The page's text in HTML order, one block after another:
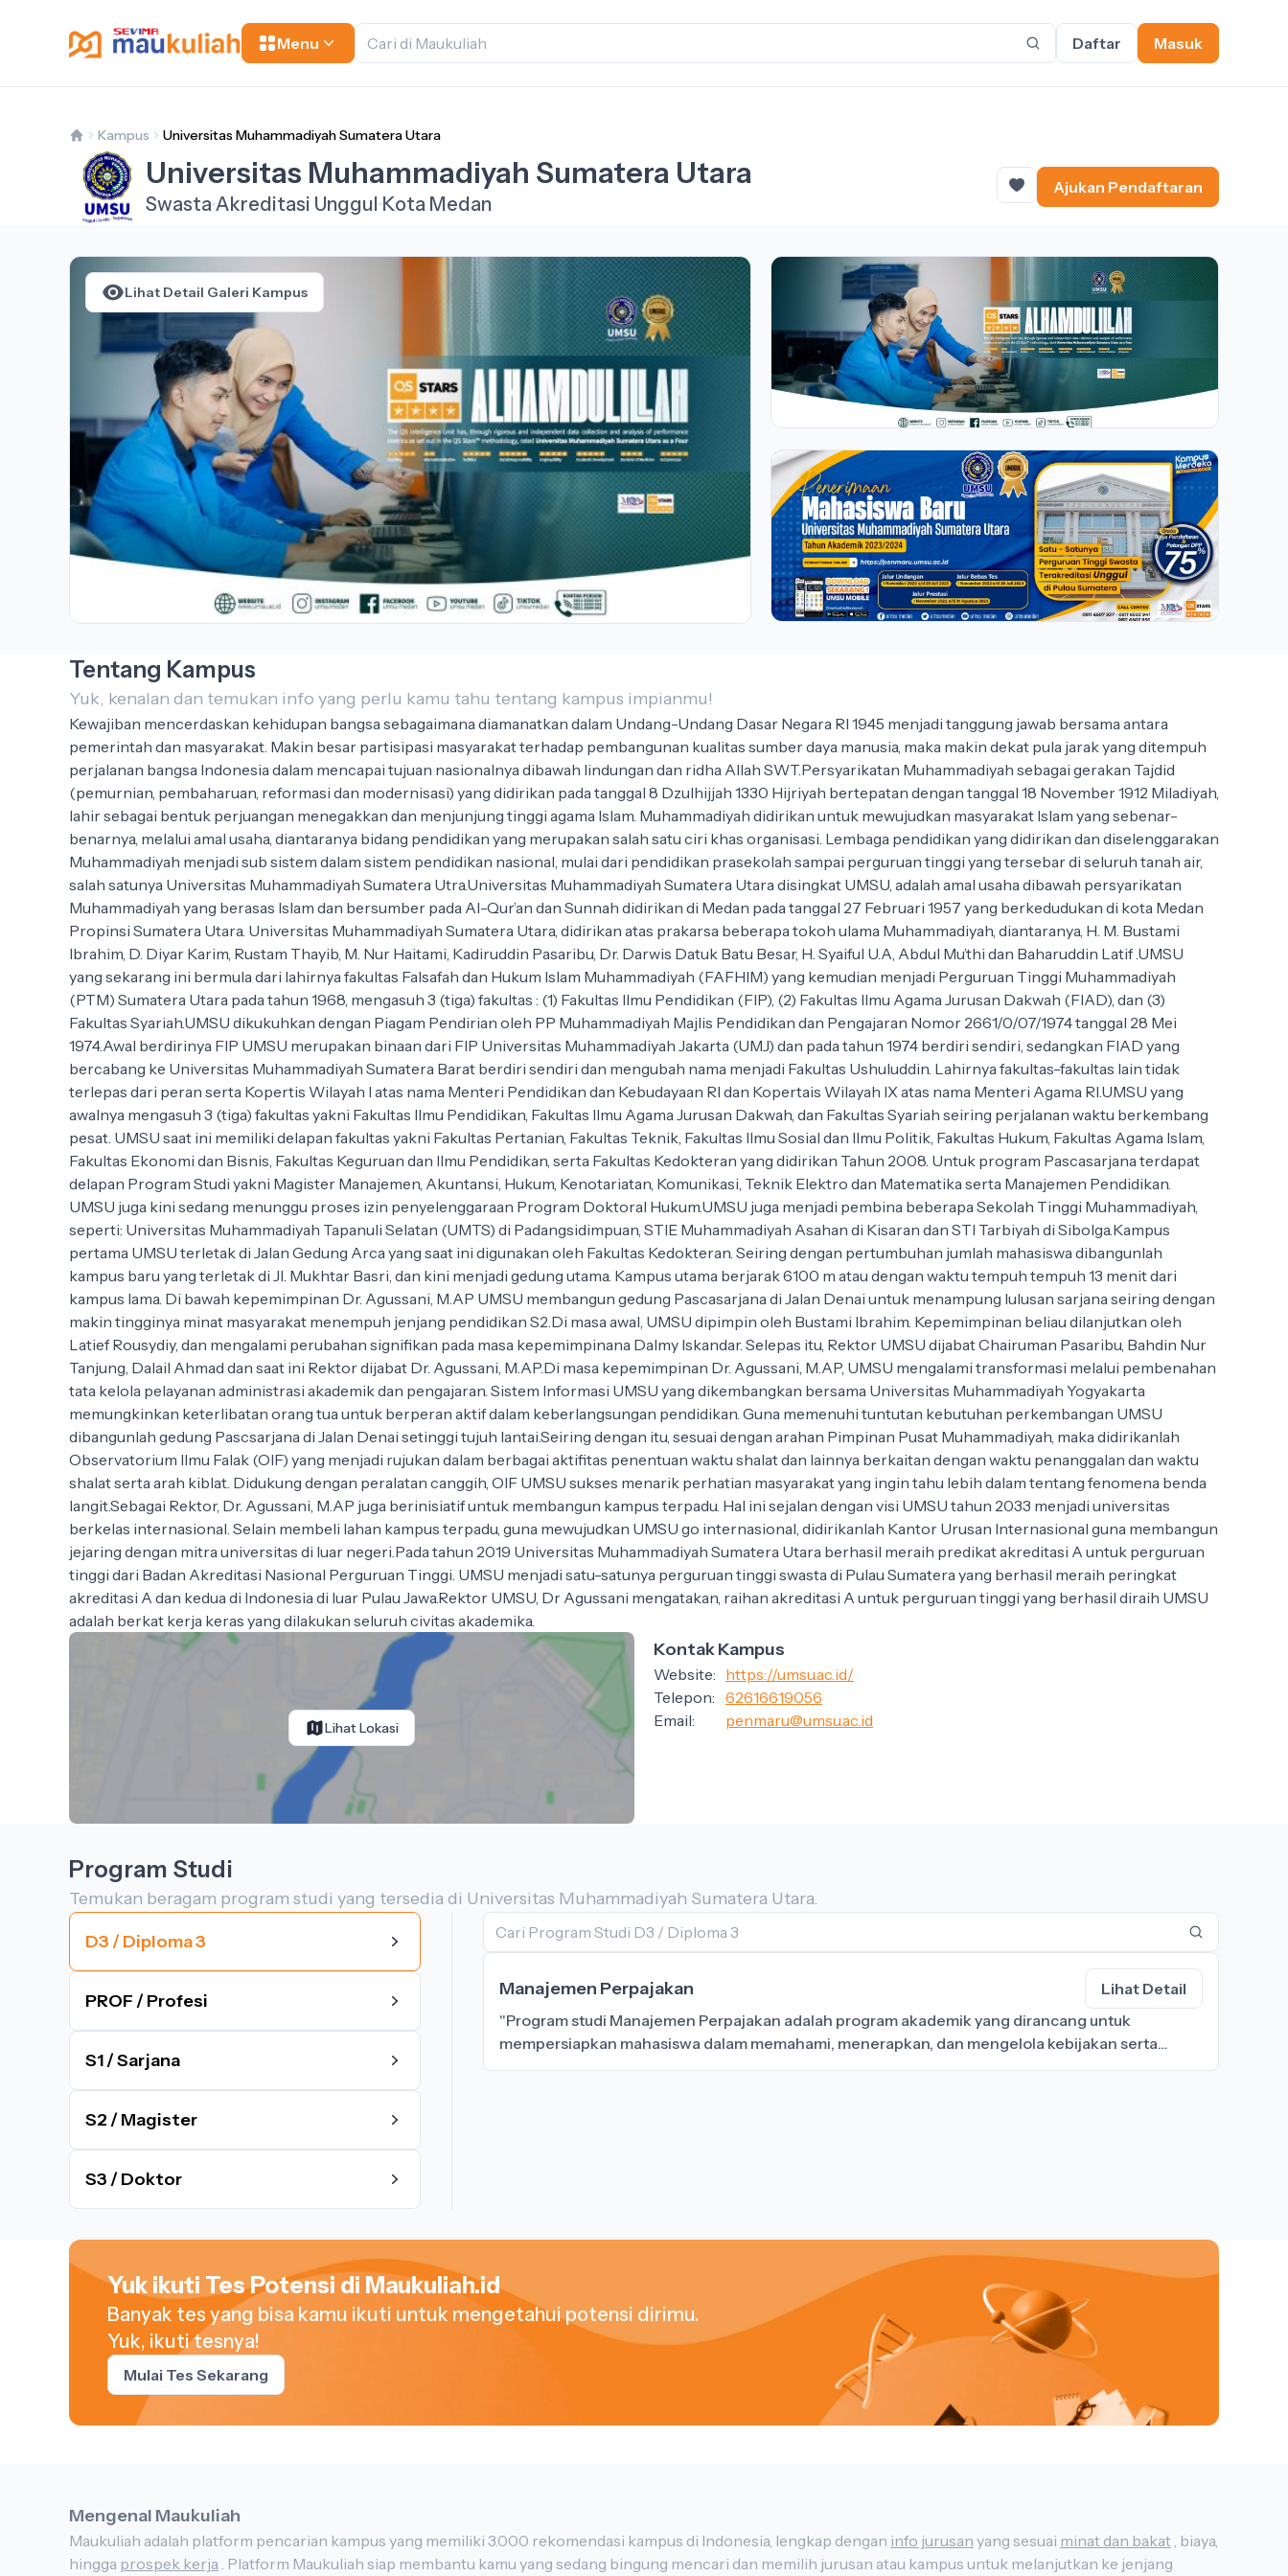
Menu Daftar Masuk
Kampus Universitas Muhammadiyah Sumatera Utara
Universitas Muhammadiyah Sumatera Utara
SwastaAkreditasi Unggul Kota Medan
Ajukan Pendaftaran
Lihat Detail Galeri Kampus
Tentang Kampus
Yuk, kenalan dan temukan info yang perlu kamu tahu tentang kampus impianmu!
Kewajiban mencerdaskan kehidupan bangsa sebagaimana diamanatkan dalam Undang-Undang Dasar Negara RI 1945 menjadi tanggung jawab bersama antara
pemerintah dan masyarakat. Makin besar partisipasi masyarakat terhadap pembangunan kualitas sumber daya manusia, maka makin dekat pula jarak yang ditempuh
perjalanan bangsa Indonesia dalam mencapai tujuan nasionalnya dibawah lindungan dan ridha Allah SWT.Persyarikatan Muhammadiyah sebagai gerakan Tajdid
(pemurnian, pembaharuan, reformasi dan modernisasi) yang didirikan pada tanggal 8 Dzulhijjah 1330 Hijriyah bertepatan dengan tanggal 18 November 1912 Miladiyah,
lahir sebagai bentuk perjuangan menegakkan dan menjunjung tinggi agama Islam. Muhammadiyah didirikan untuk mewujudkan masyarakat Islam yang sebenar-
benarnya, melalui amal usaha, diantaranya bidang pendidikan yang merupakan salah satu ciri khas organisasi. Lembaga pendidikan yang didirikan dan diselenggarakan
Muhammadiyah menjadi sub sistem dalam sistem pendidikan nasional, mulai dari pendidikan prasekolah sampai perguruan tinggi yang tersebar di seluruh tanah air,
salah satunya Universitas Muhammadiyah Sumatera Utra.Universitas Muhammadiyah Sumatera Utara disingkat UMSU, adalah amal usaha dibawah persyarikatan
Muhammadiyah yang berasas Islam dan bersumber pada Al-Qur’an dan Sunnah didirikan di Medan pada tanggal 27 Februari 1957 yang berkedudukan di kota Medan
Propinsi Sumatera Utara. Universitas Muhammadiyah Sumatera Utara, didirikan atas prakarsa beberapa tokoh ulama Muhammadiyah, diantaranya, H. M. Bustami
Ibrahim, D. Diyar Karim, Rustam Thayib, M. Nur Haitami, Kadiruddin Pasaribu, Dr. Darwis Datuk Batu Besar, H. Syaiful U.A, Abdul Mu’thi dan Baharuddin Latif .UMSU
yang sekarang ini bermula dari lahirnya fakultas Falsafah dan Hukum Islam Muhammadiyah (FAFHIM) yang kemudian menjadi Perguruan Tinggi Muhammadiyah
(PTM) Sumatera Utara pada tahun 1968, mengasuh 3 (tiga) fakultas : (1) Fakultas Ilmu Pendidikan (FIP), (2) Fakultas Ilmu Agama Jurusan Dakwah (FIAD), dan (3)
Fakultas Syariah.UMSU dikukuhkan dengan Piagam Pendirian oleh PP Muhammadiyah Majlis Pendidikan dan Pengajaran Nomor 2661/0/07/1974 tanggal 28 Mei
1974.Awal berdirinya FIP UMSU merupakan binaan dari FIP Universitas Muhammadiyah Jakarta (UMJ) dan pada tahun 1974 berdiri sendiri, sedangkan FIAD yang
bercabang ke Universitas Muhammadiyah Sumatera Barat berdiri sendiri dan mengubah nama menjadi Fakultas Ushuluddin. Lahirnya fakultas-fakultas lain tidak
terlepas dari peran serta Kopertis Wilayah I atas nama Menteri Pendidikan dan Kebudayaan RI dan Kopertais Wilayah IX atas nama Menteri Agama RI.UMSU yang
awalnya mengasuh 3 (tiga) fakultas yakni Fakultas Ilmu Pendidikan, Fakultas Ilmu Agama Jurusan Dakwah, dan Fakultas Syariah seiring perjalanan waktu berkembang
pesat. UMSU saat ini memiliki delapan fakultas yakni Fakultas Pertanian, Fakultas Teknik, Fakultas Ilmu Sosial dan Ilmu Politik, Fakultas Hukum, Fakultas Agama Islam,
Fakultas Ekonomi dan Bisnis, Fakultas Keguruan dan Ilmu Pendidikan, serta Fakultas Kedokteran yang didirikan Tahun 2008. Untuk program Pascasarjana terdapat
delapan Program Studi yakni Magister Manajemen, Akuntansi, Hukum, Kenotariatan, Komunikasi, Teknik Elektro dan Matematika serta Manajemen Pendidikan.
UMSU juga kini sedang menunggu proses izin penyelenggaraan Program Doktoral Hukum.UMSU juga menjadi pembina beberapa Sekolah Tinggi Muhammadiyah,
seperti: Universitas Muhammadiyah Tapanuli Selatan (UMTS) di Padangsidimpuan, STIE Muhammadiyah Asahan di Kisaran dan STI Tarbiyah di Sibolga.Kampus
pertama UMSU terletak di Jalan Gedung Arca yang saat ini digunakan oleh Fakultas Kedokteran. Seiring dengan pertumbuhan jumlah mahasiswa dibangunlah
kampus baru yang terletak di Jl. Mukhtar Basri, dan kini menjadi gedung utama. Kampus utama berjarak 6100 m atau dengan waktu tempuh tempuh 13 menit dari
kampus lama. Di bawah kepemimpinan Dr. Agussani, M.AP UMSU membangun gedung Pascasarjana di Jalan Denai untuk menampung lulusan sarjana seiring dengan
makin tingginya minat masyarakat menempuh jenjang pendidikan S2.Di masa awal, UMSU dipimpin oleh Bustami Ibrahim. Kepemimpinan beliau dilanjutkan oleh
Latief Rousydiy, dan mengalami perubahan signifikan pada masa kepemimpinana Dalmy Iskandar. Selepas itu, Rektor UMSU dijabat Chairuman Pasaribu, Bahdin Nur
Tanjung, Dalail Ahmad dan saat ini Rektor dijabat Dr. Agussani, M.AP.Di masa kepemimpinan Dr. Agussani, M.AP, UMSU mengalami transformasi melalui pembenahan
tata kelola pelayanan administrasi akademik dan pengajaran. Sistem Informasi UMSU yang dikembangkan bersama Universitas Muhammadiyah Yogyakarta
memungkinkan keterlibatan orang tua untuk berperan aktif dalam keberlangsungan pendidikan. Guna memenuhi tuntutan kebutuhan perkembangan UMSU
dibangunlah gedung Pascsarjana di Jalan Denai setinggi tujuh lantai.Seiring dengan itu, sesuai dengan arahan Pimpinan Pusat Muhammadiyah, maka didirikanlah
Observatorium Ilmu Falak (OIF) yang menjadi rujukan dalam berbagai aktifitas penentuan waktu shalat dan lainnya berkaitan dengan waktu penanggalan dan waktu
shalat serta arah kiblat. Didukung dengan peralatan canggih, OIF UMSU sukses menarik perhatian masyarakat yang ingin tahu lebih dalam tentang fenomena benda
langit.Sebagai Rektor, Dr. Agussani, M.AP juga berinisiatif untuk membangun kampus terpadu. Hal ini sejalan dengan visi UMSU tahun 2033 menjadi universitas
berkelas internasional. Selain membeli lahan kampus terpadu, guna mewujudkan UMSU go internasional, didirikanlah Kantor Urusan Internasional guna membangun
jejaring dengan mitra universitas di luar negeri.Pada tahun 2019 Universitas Muhammadiyah Sumatera Utara berhasil meraih predikat akreditasi A untuk perguruan
tinggi dari Badan Akreditasi Nasional Perguruan Tinggi. UMSU menjadi satu-satunya perguruan tinggi swasta di Pulau Sumatera yang berhasil meraih peringkat
akreditasi A dan kedua di Indonesia di luar Pulau Jawa.Rektor UMSU, Dr Agussani mengatakan, raihan akreditasi A untuk perguruan tinggi yang berhasil diraih UMSU
adalah berkat kerja keras yang dilakukan seluruh civitas akademika.
Lihat Lokasi
Kontak Kampus
Website: https://umsu.ac.id/
Telepon: 62616619056
Email:
penmaru@umsu.ac.id
Program Studi
Temukan beragam program studi yang tersedia di Universitas Muhammadiyah Sumatera Utara.
D3 / Diploma 3
PROF / Profesi
S1 / Sarjana
S2 / Magister
S3 / Doktor
Manajemen Perpajakan
Lihat Detail
"Program studi Manajemen Perpajakan adalah program akademik yang dirancang untuk
mempersiapkan mahasiswa dalam memahami, menerapkan, dan mengelola kebijakan serta
prosedur perpajakan dalam konteks bisnis dan organisasi. Program ini bertujuan untuk melatih
juga mungkin mencakup penggunaan teknologi informasi dalam administrasi dan manajemen
perpajakan. Program studi ini sering kali mencakup studi kasus dan simulasi untuk memberikan
pemahaman yang lebih mendalam tentang penerapan teori perpajakan dalam konteks praktis.
Program studi Manajemen Perpajakan membekali mahasiswa dengan pengetahuan dan
keterampilan yang diperlukan untuk berhasil dalam lingkungan perpajakan yang kompleks dan
terus berubah. Dengan memahami tata cara perpajakan dan kepatuhan pajak, lulusan program ini
siap untuk berkontribusi dalam pengelolaan perpajakan yang efisien dan strategis dalam
Yuk ikuti Tes Potensi di Maukuliah.id
Banyak tes yang bisa kamu ikuti untuk mengetahui potensi dirimu.
Yuk, ikuti tesnya!
Mulai Tes Sekarang
Mengenal Maukuliah
Maukuliah adalah platform pencarian kampus yang memiliki 3.000 rekomendasi kampus di Indonesia, lengkap dengan info jurusan yang sesuai minat dan bakat
hingga prospek kerja